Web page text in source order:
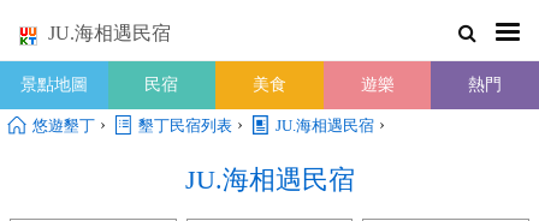
JU.海相遇民宿
景點地圖 民宿 美食 遊樂 熱門
悠遊墾丁 › 墾丁民宿列表 › JU.海相遇民宿 ›
JU.海相遇民宿